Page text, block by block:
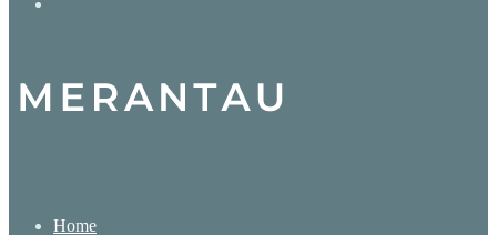
for
Home